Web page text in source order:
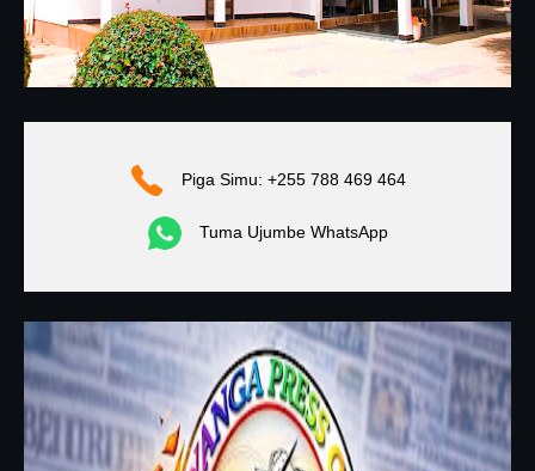
Piga Simu: +255 788 469 464
Tuma Ujumbe WhatsApp